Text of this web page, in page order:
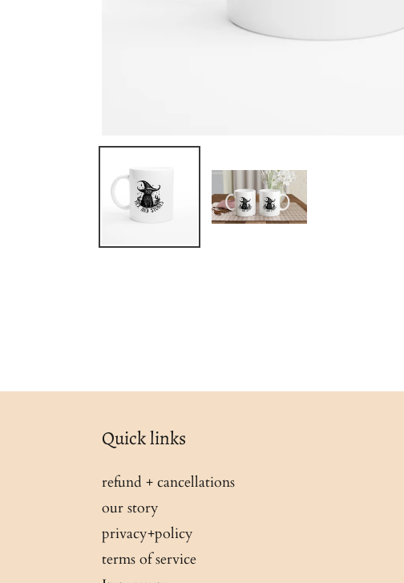
Quick links
refund + cancellations
our story
privacy+policy
terms of service